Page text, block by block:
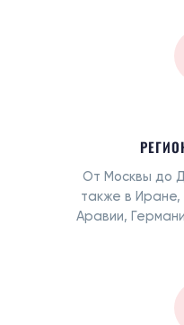
От Москвы до
также в Иране,
Аравии,